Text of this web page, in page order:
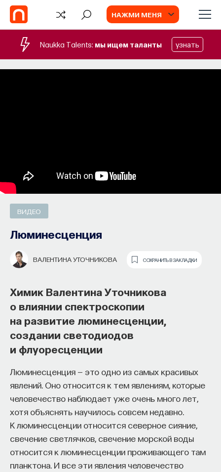
НАЖМИ МЕНЯ
Naukka Talents: мы ищем таланты узнать
ВИДЕО
Люминесценция
ВАЛЕНТИНА УТОЧНИКОВА СОХРАНИТЬ В ЗАКЛАДКИ
Химик Валентина Уточникова
о влиянии спектроскопии
на развитие люминесценции,
создании светодиодов
и флуоресценции
Люминесценция — это одно из самых красивых
явлений. Оно относится к тем явлениям, которые
человечество наблюдает уже очень много лет,
хотя объяснять научилось совсем недавно.
К люминесценции относится северное сияние,
свечение светлячков, свечение морской воды
относится к люминесценции проживающего там
планктона. И все эти явления человечество
TV
Физик Александр Львовский в новой
программе «Перспективы»
рассказывает о Российском
Квантовом Центре, «Star Trek»
и квантовой криптографии